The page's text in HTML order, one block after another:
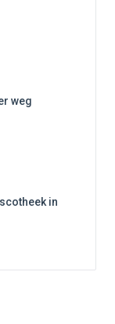
weg
in